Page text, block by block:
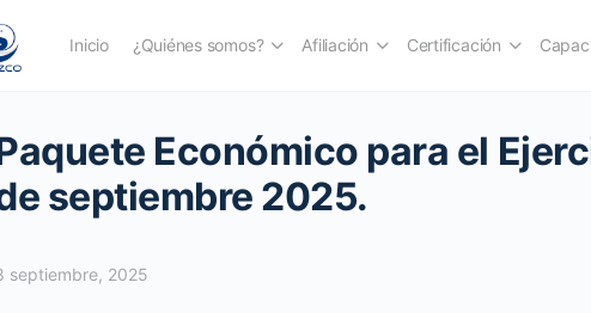
Inicio ¿Quiénes somos? Afiliación Certificación
Económico para el
septiembre 2025.
septiembre, 2025